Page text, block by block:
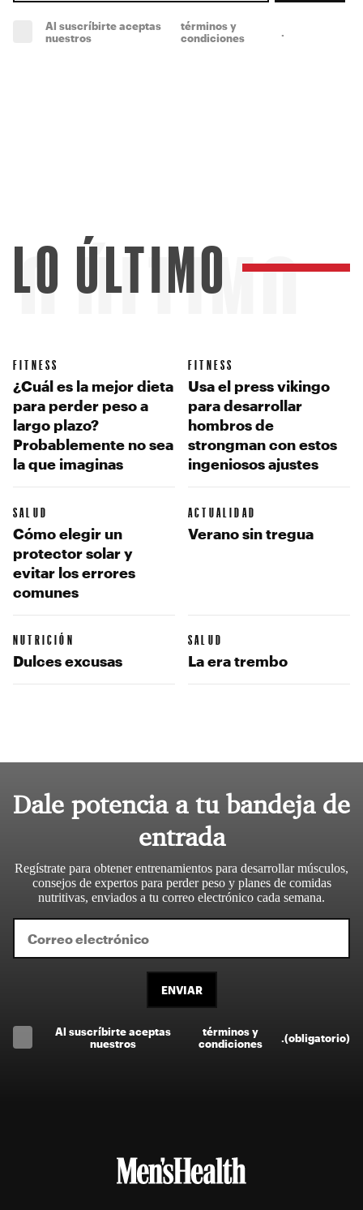
Al suscríbirte aceptas
nuestros
términos y
condiciones
ÚLTIMO
LO ÚLTIMO
FITNESS
¿Cuál es la mejor dieta
para perder peso a
largo plazo?
Probablemente no sea
la que imaginas
FITNESS
Usa el press vikingo
para desarrollar
hombros de
strongman con estos
ingeniosos ajustes
SALUD
Cómo elegir un
protector solar y
evitar los errores
comunes
ACTUALIDAD
Verano sin tregua
NUTRICIÓN
Dulces excusas
SALUD
La era trembo
Dale potencia a tu bandeja de
entrada
Regístrate para obtener entrenamientos para desarrollar músculos,
consejos de expertos para perder peso y planes de comidas
nutritivas, enviados a tu correo electrónico cada semana.
ENVIAR
Al suscríbirte aceptas
nuestros
términos y
condiciones
(obligatorio)